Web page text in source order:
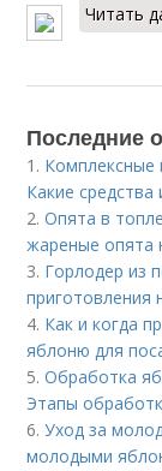
Читать
Последние
1. Комплексные
Какие средства
2.Опята в
жареные опята
3. Горлодер из
приготовления
4. Как и когда
яблоню для
5.Обработка
Этапы
6.Уход за
молодыми